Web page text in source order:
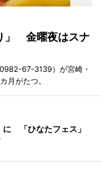
」 金曜夜はスナ
67-3139）が宮崎・
月がたつ。
に 「ひなたフェス」